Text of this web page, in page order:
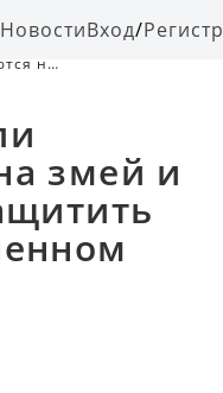
НовостиВход/
на
змей и